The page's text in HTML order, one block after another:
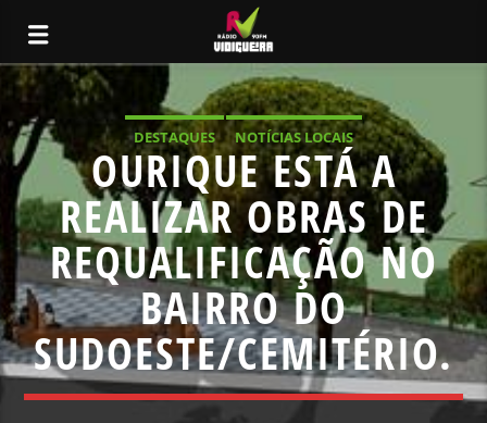
DESTAQUES NOTÍCIAS LOCAIS
OURIQUE ESTÁ A
REALIZAR OBRAS DE
REQUALIFICAÇÃO NO
BAIRRO DO
SUDOESTE/CEMITÉRIO.